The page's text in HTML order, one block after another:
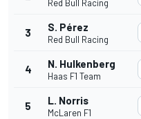
Red Bull Racing
3 S. Pérez
Red Bull Racing
4 N. Hulkenberg
Haas F1 Team
5 L. Norris
McLaren F1